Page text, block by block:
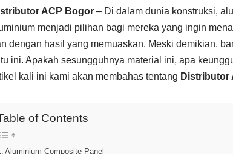
ACP Bogor – Di dalam dunia konstruksi,
menjadi pilihan bagi mereka yang ingin
dengan hasil yang memuaskan. Meski demikian,
ini. Apakah sesungguhnya material ini, apa
kali ini kami akan membahas tentang Distributor
of Contents
Aluminium Composite Panel